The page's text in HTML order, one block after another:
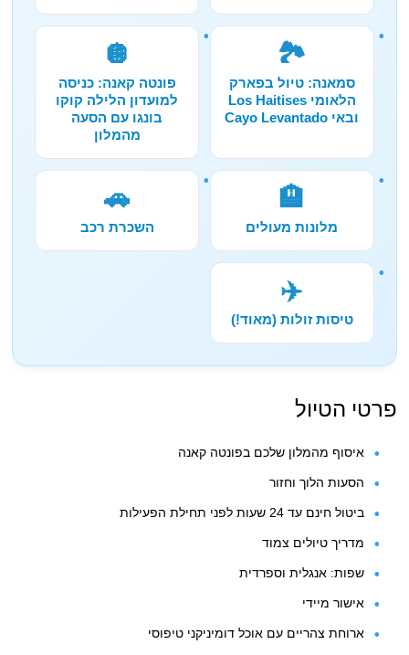
🏞️
סמאנה: טיול בפארק
הלאומי Los Haitises
ובאי Cayo Levantado
🪩
פונטה קאנה: כניסה
למועדון הלילה קוקו
בונגו עם הסעה
מהמלון
🏨
מלונות מעולים
🚗
השכרת רכב
✈️
טיסות זולות (מאוד!)
פרטי הטיול
איסוף מהמלון שלכם בפונטה קאנה
הסעות הלוך וחזור
ביטול חינם עד 24 שעות לפני תחילת הפעילות
מדריך טיולים צמוד
שפות: אנגלית וספרדית
אישור מיידי
ארוחת צהריים עם אוכל דומיניקני טיפוסי